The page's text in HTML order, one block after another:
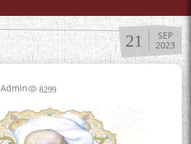
21
SEP
2023
Admin 8299